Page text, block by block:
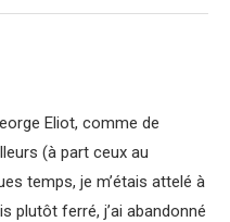
Eliot, comme de
(à part ceux au
temps, je m’étais attelé à
plutôt ferré, j’ai abandonné